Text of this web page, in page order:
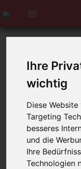
Ihre
wichtig
Diese
Targeting
besseres
und die
Ihre
Technologien
menu
(RDS
Das Reizdarm-
des
Bauchschmerzen,
zwischen Durchfall